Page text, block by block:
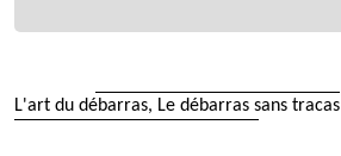
L'art du débarras, Le débarras sans tracas